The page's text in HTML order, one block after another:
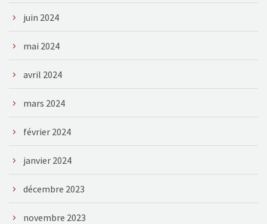
juin 2024
mai 2024
avril 2024
mars 2024
février 2024
janvier 2024
décembre 2023
novembre 2023